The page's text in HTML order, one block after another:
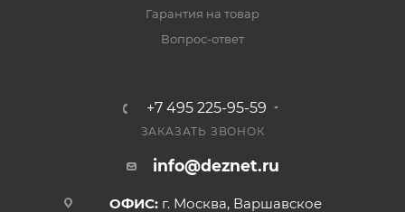
Гарантия на товар
Вопрос-ответ
+7 495 225-95-59
ЗАКАЗАТЬ ЗВОНОК
info@deznet.ru
ОФИС: г. Москва, Варшавское